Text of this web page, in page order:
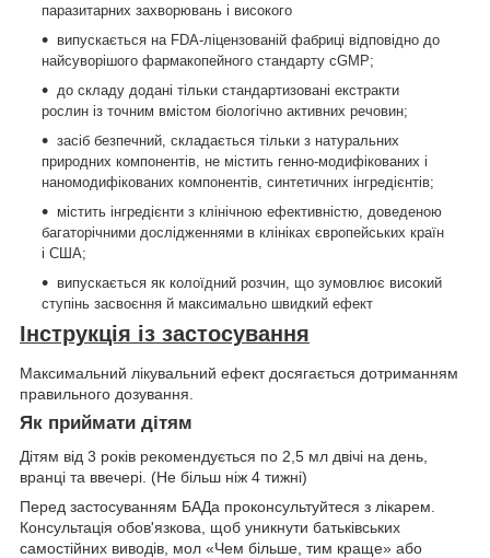
паразитарних захворювань і високого
випускається на FDA-ліцензованій фабриці відповідно до
найсуворішого фармакопейного стандарту cGMP;
до складу додані тільки стандартизовані екстракти
рослин із точним вмістом біологічно активних речовин;
засіб безпечний, складається тільки з натуральних
природних компонентів, не містить генно-модифікованих і
наномодифікованих компонентів, синтетичних інгредієнтів;
містить інгредієнти з клінічною ефективністю, доведеною
багаторічними дослідженнями в клініках європейських країн
і США;
випускається як колоїдний розчин, що зумовлює високий
ступінь засвоєння й максимально швидкий ефект
Інструкція із застосування
Максимальний лікувальний ефект досягається дотриманням
правильного дозування.
Як приймати дітям
Дітям від 3 років рекомендується по 2,5 мл двічі на день,
вранці та ввечері. (Не більш ніж 4 тижні)
Перед застосуванням БАДа проконсультуйтеся з лікарем.
Консультація обов'язкова, щоб уникнути батьківських
самостійних виводів, мол «Чем більше, тим краще» або